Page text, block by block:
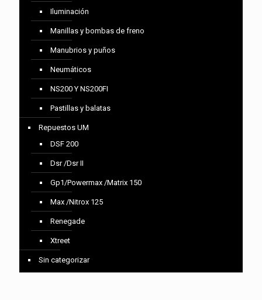
Iluminación
Manillas y bombas de freno
Manubrios y puños
Neumáticos
NS200 Y NS200FI
Pastillas y balatas
Repuestos UM
DSF 200
Dsr /Dsr II
Gp1/Powermax /Matrix 150
Max /Nitrox 125
Renegade
Xtreet
Sin categorizar